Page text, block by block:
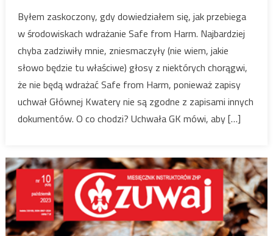
Byłem zaskoczony, gdy dowiedziałem się, jak przebiega
w środowiskach wdrażanie Safe from Harm. Najbardziej
chyba zadziwiły mnie, zniesmaczyły (nie wiem, jakie
słowo będzie tu właściwe) głosy z niektórych chorągwi,
że nie będą wdrażać Safe from Harm, ponieważ zapisy
uchwał Głównej Kwatery nie są zgodne z zapisami innych
dokumentów. O co chodzi? Uchwała GK mówi, aby […]